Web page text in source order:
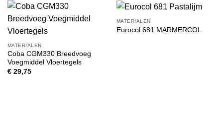
MATERIALEN
Coba CGM330 Breedvoeg
Voegmiddel Vloertegels
€29,75
MATERIALEN
Eurocol 681 MARMERCOL